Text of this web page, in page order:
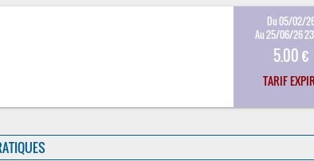
Du 05/02/
Au 25/06/26
5.00 €
TARIF